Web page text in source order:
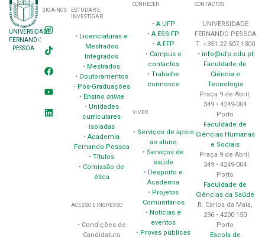
UNIVERSIDADE
FERNANDO
PESSOA
SIGA-NOS
ESTUDAR E
INVESTIGAR
• Licenciaturas e
Mestrados
Integrados
• Mestrados
• Doutoramentos
• Pós-Graduações
• Ensino online
• Unidades
curriculares
isoladas
•Academia
Fernando Pessoa
•Títulos
• Comissão de
ética
ACESSO E INGRESSO
• Condições de
Candidatura
CONHECER
• A UFP
•A ESS-FP
• A FFP
• Campus e
contactos
•Trabalhe
connosco
VIVER
• Serviços de apoio
ao aluno
• Serviços de
saúde
• Desporto e
Academia
• Projetos
Comunitários
• Notícias e
eventos
• Provas públicas
CONTACTOS
UNIVERSIDADE
FERNANDO PESSOA
T. +351 22 507 1300
• info@ufp.edu.pt
Faculdade de
Ciência e
Tecnologia
Praça 9 de Abril,
349 • 4249-004
Porto
Faculdade de
Ciências Humanas
e Sociais
Praça 9 de Abril,
349 • 4249-004
Porto
Faculdade de
Ciências da Saúde
R. Carlos da Maia,
296 • 4200-150
Porto
Escola de